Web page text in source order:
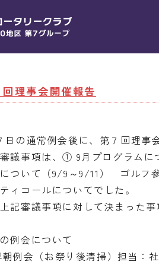
理事会開催報告
日の通常例会後に、第７回理事
議事項は、① 9月プログラム
について（9/9～9/11） ゴル
ィコールについてでした。
記審議事項に対して決まった事
例会について
例会（お祭り後清掃）担当：